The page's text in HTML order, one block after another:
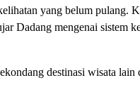
yang belum pulang.
Dadang mengenai sistem
destinasi wisata